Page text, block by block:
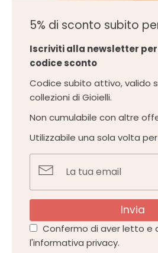
5% di sconto subito
Iscriviti alla newsletter
codice sconto
Codice subito attivo, valido
collezioni di Gioielli.
Non cumulabile con altre
Utilizzabile una sola volta
Invia
Confermo di aver letto
l'informativa privacy.